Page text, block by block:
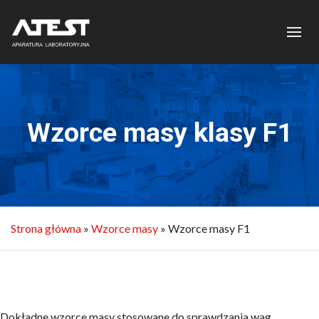
Wzorce masy klasy F1
Strona główna » Wzorce masy » Wzorce masy F1